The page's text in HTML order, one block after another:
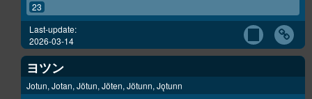
23
Last-update:
2026-03-14
ヨツン
Jotun, Jotan, Jötun, Jöten, Jötunn, Jǫtunn